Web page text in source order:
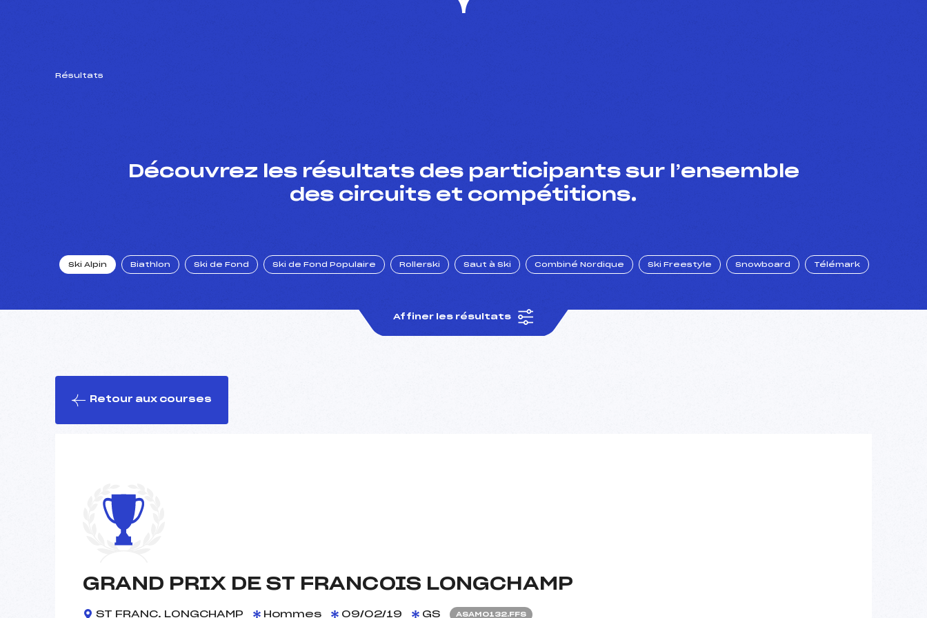
Résultats
Découvrez les résultats des participants sur l’ensemble
des circuits et compétitions.
Ski Alpin Biathlon Ski de Fond Ski de Fond Populaire Rollerski Saut à Ski Combiné Nordique Ski Freestyle Snowboard Télémark
Affiner les résultats
Retour aux courses
GRAND PRIX DE ST FRANCOIS LONGCHAMP
ST FRANC. LONGCHAMP Hommes 09/02/19 GS ASAM0132.FFS